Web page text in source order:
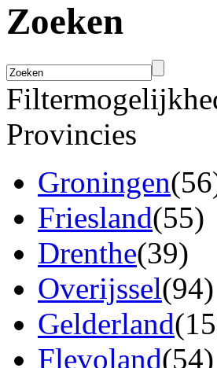
Zoeken
Provincies
Groningen
Friesland(55)
Drenthe(39)
Overijssel(94)
Gelderland
Flevoland(54)